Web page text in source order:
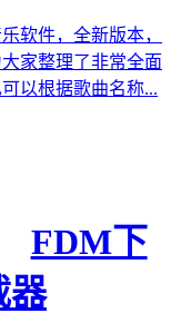
软件，全新版本，
家整理了非常全面
以根据歌曲名称...
FDM下
器